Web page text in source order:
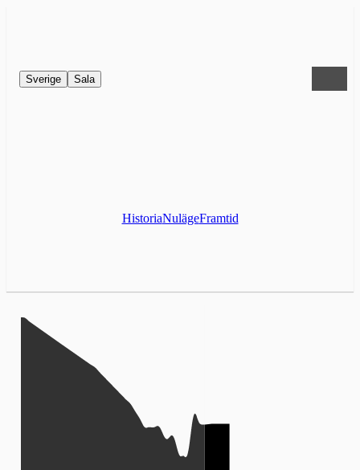
Sverige Sala
HistoriaNulägeFramtid